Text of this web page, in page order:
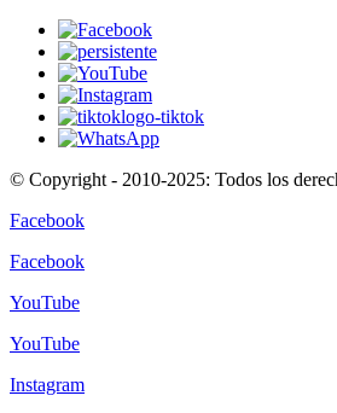
© Copyright - 2010-2025: Todos los
Facebook
Facebook
YouTube
YouTube
Instagram